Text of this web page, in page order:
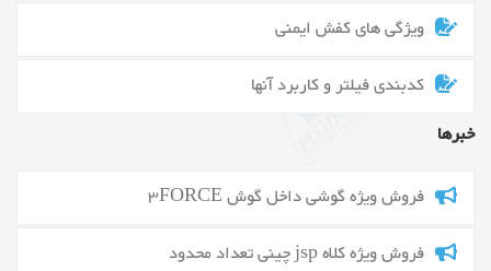
ویژگی های کفش ایمنی
کدبندی فیلتر و کاربرد آنها
خبرها
فروش ویژه گوشی داخل گوش 3FORCE
فروش ویژه کلاه jsp چینی تعداد محدود